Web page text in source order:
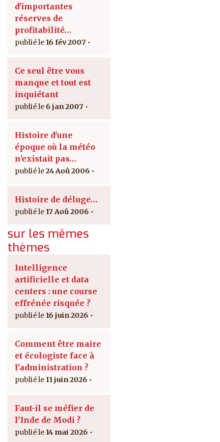
d'importantes
réserves de
profitabilité…
16 fév 2007
Ce seul être vous
manque et tout est
inquiétant
6 jan 2007
Histoire d'une
époque où la météo
n'existait pas…
24 Aoû 2006
Histoire de déluge…
17 Aoû 2006
sur les mêmes
thèmes
Intelligence
artificielle et data
centers : une course
effrénée risquée ?
16 juin 2026
Comment être maire
et écologiste face à
l’administration ?
11 juin 2026
Faut-il se méfier de
l'Inde de Modi ?
14 mai 2026